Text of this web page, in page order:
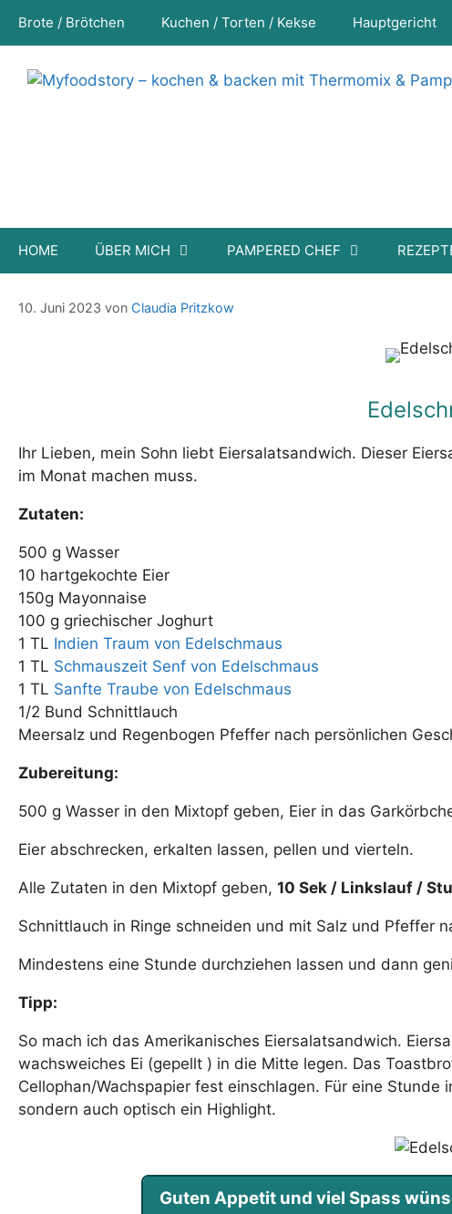
Inhalt
Brote / Brötchen Kuchen / Torten / Kekse Hauptgericht
HOME ÜBER MICH PAMPERED CHEF
Edelschmaus Eiersalat
10. Juni 2023 von Claudia Pritzkow
Ihr Lieben, mein Sohn liebt Eiersalatsandwich. Dieser
im Monat machen muss.
Zutaten:
500 g Wasser
10 hartgekochte Eier
150g Mayonnaise
100 g griechischer Joghurt
1 TL Indien Traum von Edelschmaus
1 TL Schmauszeit Senf von Edelschmaus
1 TL Sanfte Traube von Edelschmaus
1/2 Bund Schnittlauch
Meersalz und Regenbogen Pfeffer nach persönlichen
Zubereitung:
500 g Wasser in den Mixtopf geben, Eier in das
Eier abschrecken, erkalten lassen, pellen und vierteln.
Alle Zutaten in den Mixtopf geben, 10 Sek / Linkslauf /
Schnittlauch in Ringe schneiden und mit Salz und Pfeffer
Mindestens eine Stunde durchziehen lassen und dann
Tipp:
So mach ich das Amerikanisches Eiersalatsandwich.
wachsweiches Ei (gepellt ) in die Mitte legen. Das
Cellophan/Wachspapier fest einschlagen. Für eine
sondern auch optisch ein Highlight.
Guten Appetit und viel Spass